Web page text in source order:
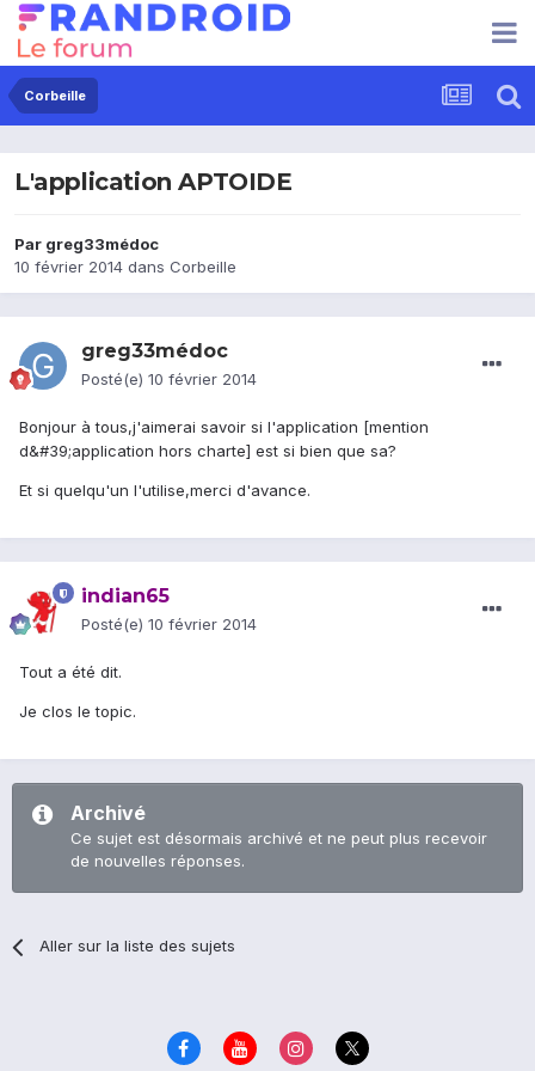
Corbeille
L'application APTOIDE
Par greg33médoc
10 février 2014 dans Corbeille
greg33médoc
Posté(e) 10 février 2014
Bonjour à tous,j'aimerai savoir si l'application [mention
d&#39;application hors charte] est si bien que sa?
Et si quelqu'un l'utilise,merci d'avance.
indian65
Posté(e) 10 février 2014
Tout a été dit.
Je clos le topic.
Archivé
Ce sujet est désormais archivé et ne peut plus recevoir
de nouvelles réponses.
Aller sur la liste des sujets